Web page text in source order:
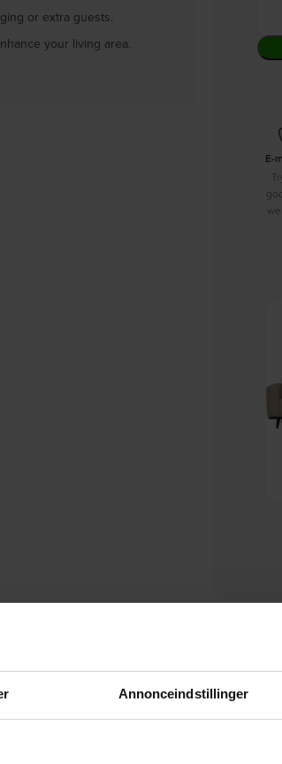
Annonceindstillinger
or extra guests.
your living area.
E-